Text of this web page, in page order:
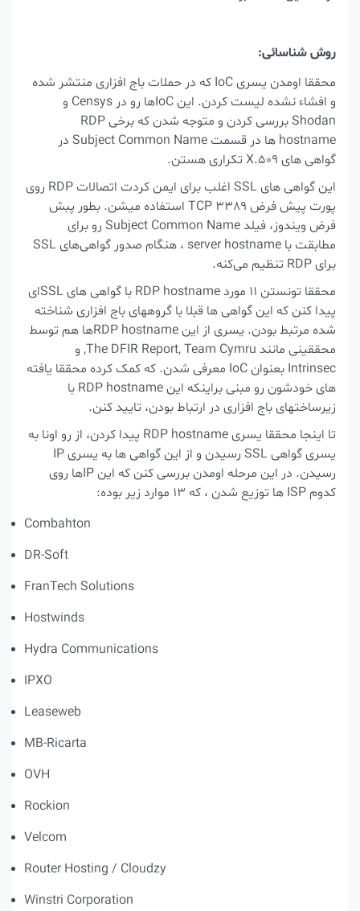
روش شناسائی:
محققا اومدن یسری IoC که در حملات باج افزاری منتشر شده
و افشاء نشده لیست کردن. این IoCها رو در Censys و
Shodan بررسی کردن و متوجه شدن که برخی RDP
hostname ها در قسمت Subject Common Name در
گواهی های X.509 تکراری هستن.
این گواهی های SSL اغلب برای ایمن کردت اتصالات RDP روی
پورت پیش فرض TCP 3389 استفاده میشن. بطور پبش
فرض ویندوز، فیلد Subject Common Name رو برای
مطابقت با server hostname ،
هنگام صدور گواهی‌های SSL
محققا تونستن 11 مورد RDP hostname با گواهی های SSLای
پیدا کنن که این گواهی ها قبلا با گروههای باج افزاری شناخته
شده مرتبط بودن. یسری از این RDP hostnameها هم توسط
محققینی مانند The DFIR Report, Team Cymru, و
Intrinsec بعنوان IoC معرفی شدن. که کمک کرده محققا یافته
های خودشون رو مبنی براینکه این RDP hostname با
زیرساختهای باج افزاری در ارتباط بودن، تایید کنن.
تا اینجا محققا یسری RDP hostname پیدا کردن، از رو اونا به
یسری گواهی SSL رسیدن و از این گواهی ها به یسری IP
رسیدن. در این مرحله اومدن بررسی کنن که این IPها روی
کدوم ISP ها توزیع شدن ، که 13 موارد زیر بوده:
Combahton
DR-Soft
FranTech Solutions
Hostwinds
Hydra Communications
IPXO
Leaseweb
MB-Ricarta
OVH
Rockion
Velcom
Router Hosting / Cloudzy
Winstri Corporation